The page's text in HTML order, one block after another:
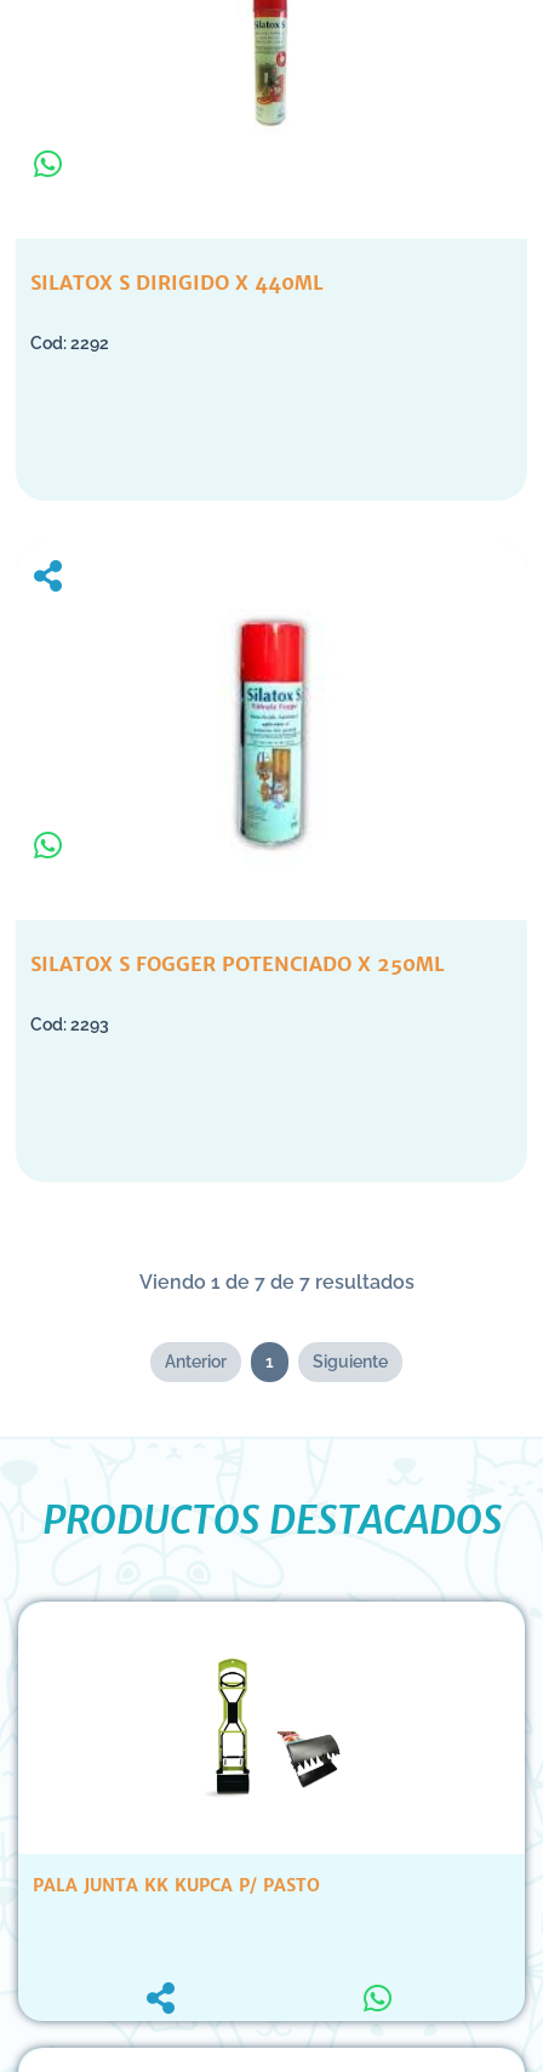
SILATOX S DIRIGIDO X 440ML
2292
SILATOX S FOGGER POTENCIADO X 250ML
2293
Viendo 1 de 7 de 7 resultados
Anterior 1 Siguiente
PRODUCTOS DESTACADOS
PALA JUNTA KK KUPCA P/ PASTO